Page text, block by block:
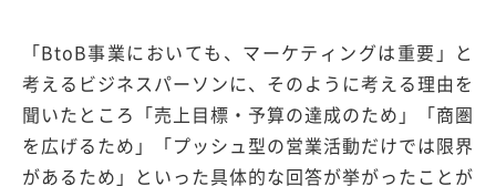
「BtoB事業においても、マーケティングは重要」と
考えるビジネスパーソンに、そのように考える理由を
聞いたところ「売上目標・予算の達成のため」「商圏
を広げるため」「プッシュ型の営業活動だけでは限界
があるため」といった具体的な回答が挙がったことが